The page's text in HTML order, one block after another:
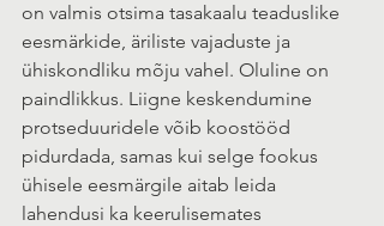
on valmis otsima tasakaalu teaduslike
eesmärkide, äriliste vajaduste ja
ühiskondliku mõju vahel. Oluline on
paindlikkus. Liigne keskendumine
protseduuridele võib koostööd
pidurdada, samas kui selge fookus
ühisele eesmärgile aitab leida
lahendusi ka keerulisemates